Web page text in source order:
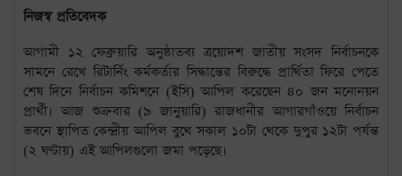
নিজস্ব প্রতিবেদক
আগামী ১২ ফেব্রুয়ারি অনুষ্ঠাতব্য ত্রয়োদশ জাতীয় সংসদ নির্বাচনকে
সামনে রেখে রিটার্নিং কর্মকর্তার সিদ্ধান্তের বিরুদ্ধে প্রার্থিতা ফিরে পেতে
শেষ দিনে নির্বাচন কমিশনে (ইসি) আপিল করেছেন ৪০ জন মনোনয়ন
প্রার্থী। আজ শুক্রবার (৯ জানুয়ারি) রাজধানীর আগারগাঁওয়ে নির্বাচন
ভবনে স্থাপিত কেন্দ্রীয় আপিল বুথে সকাল ১০টা থেকে দুপুর ১২টা পর্যন্ত
(২ ঘণ্টায়) এই আপিলগুলো জমা পড়েছে।